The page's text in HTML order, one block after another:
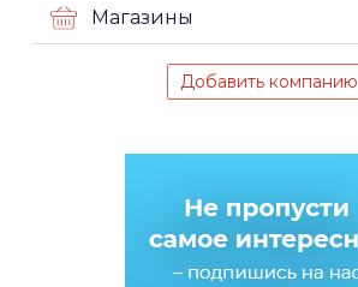
Магазины
Добавить компанию